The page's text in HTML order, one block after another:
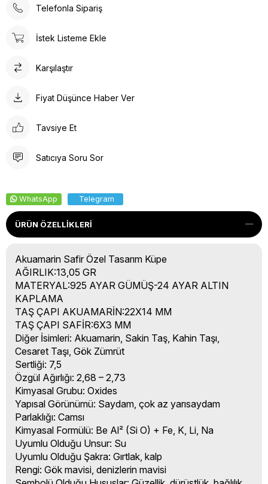
Telefonla Sipariş
İstek Listeme Ekle
Karşılaştır
Fiyat Düşünce Haber Ver
Tavsiye Et
Satıcıya Soru Sor
WhatsApp Telegram
ÜRÜN ÖZELLIKLERI
Akuamarin Safir Özel Tasarım Küpe
AĞIRLIK:13,05 GR
MATERYAL:925 AYAR GÜMÜŞ-24 AYAR ALTIN
KAPLAMA
TAŞ ÇAPI AKUAMARİN:22X14 MM
TAŞ ÇAPI SAFİR:6X3 MM
Diğer İsimleri: Akuamarin, Sakin Taş, Kahin Taşı,
Cesaret Taşı, Gök Zümrüt
Sertliği: 7,5
Özgül Ağırlığı: 2,68 – 2,73
Kimyasal Grubu: Oxides
Yapısal Görünümü: Saydam, çok az yarısaydam
Parlaklığı: Camsı
Kimyasal Formülü: Be Al² (Si O) + Fe, K, Li, Na
Uyumlu Olduğu Unsur: Su
Uyumlu Olduğu Şakra: Gırtlak, kalp
Rengi: Gök mavisi, denizlerin mavisi